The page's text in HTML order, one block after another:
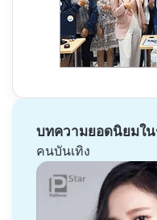
บทความยอดนิยมใ
คนบันเทิง